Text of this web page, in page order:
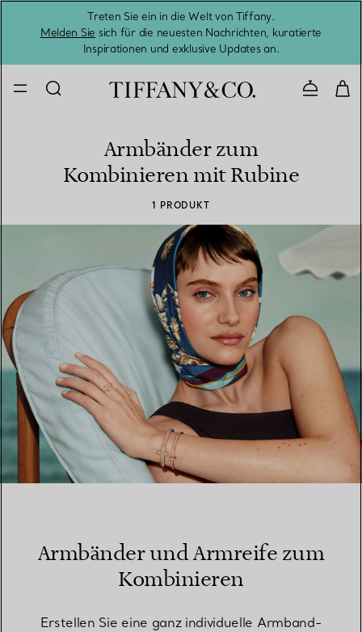
Treten Sie ein in die Welt von Tiffany.
Melden Sie sich für die neuesten Nachrichten, kuratierte
Inspirationen und exklusive Updates an.
Armbänder zum
Kombinieren mit Rubine
1 PRODUKT
Armbänder und Armreife zum
Kombinieren
Erstellen Sie eine ganz individuelle Armband-